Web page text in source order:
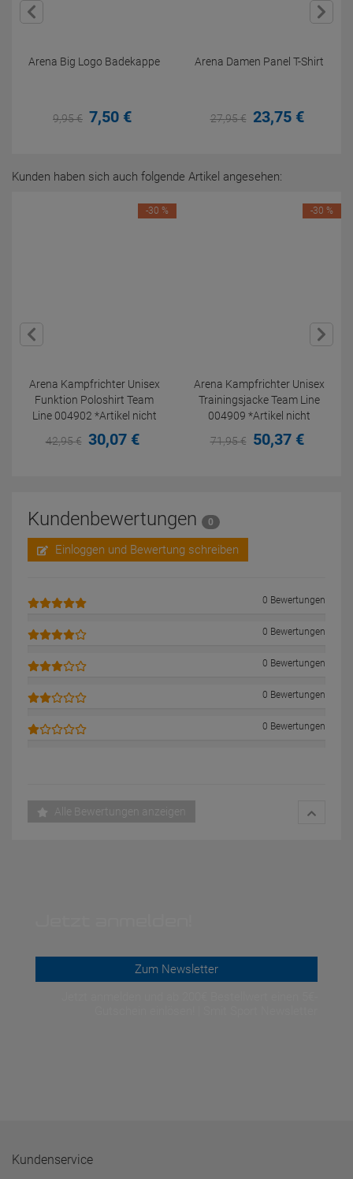
Arena Big Logo Badekappe
9,95€ 7,50 €
Arena Damen Panel T-Shirt
27,95€ 23,75 €
Kunden haben sich auch folgende Artikel angesehen:
Arena Kampfrichter Unisex
Funktion Poloshirt Team
Line 004902 *Artikel nicht
retounierbar!
42,95€ 30,07 €
-30 %
Arena Kampfrichter Unisex
Trainingsjacke Team Line
004909 *Artikel nicht
retounierbar!
71,95€ 50,37 €
-30 %
Kundenbewertungen 0
Einloggen und Bewertung schreiben
0 Bewertungen
0 Bewertungen
0 Bewertungen
0 Bewertungen
0 Bewertungen
Alle Bewertungen anzeigen
Zum Newsletter
Kundenservice